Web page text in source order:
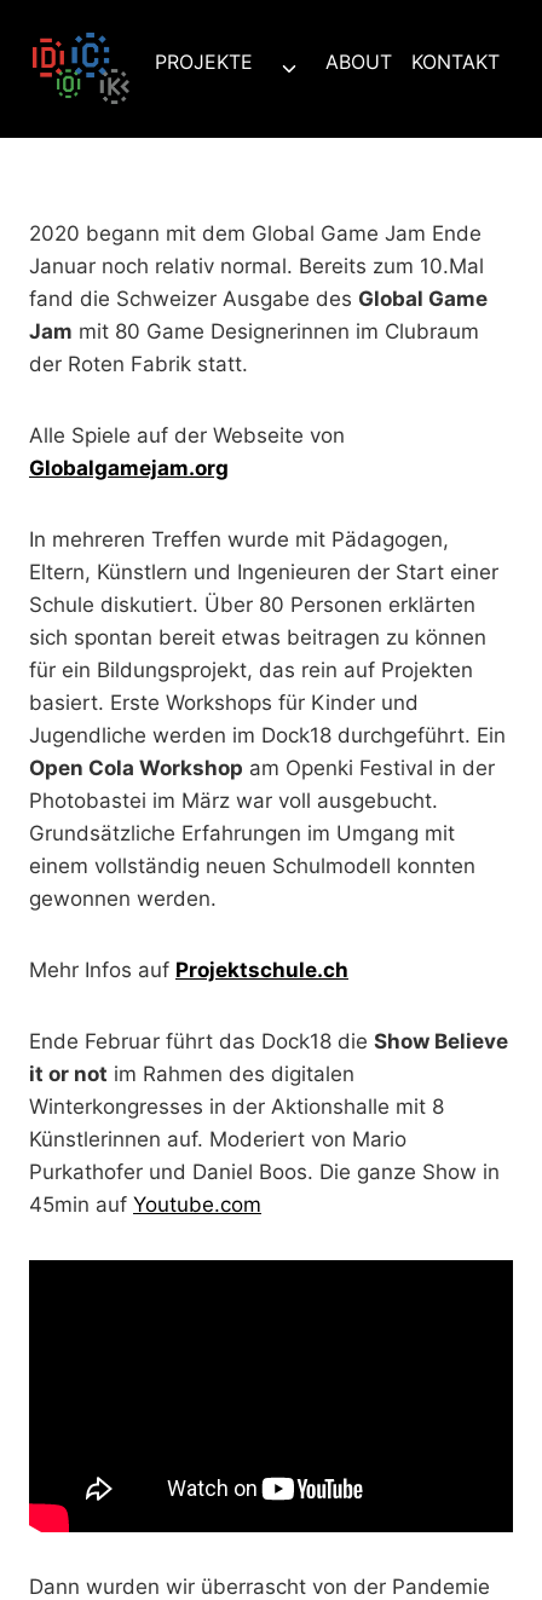
Inhalt
springen
PROJEKTE
Untermenü
ABOUT KONTAKT
2020 begann mit dem Global Game Jam Ende
Januar noch relativ normal. Bereits zum 10.Mal
fand die Schweizer Ausgabe des Global Game
Jam mit 80 Game Designerinnen im Clubraum
der Roten Fabrik statt.
Alle Spiele auf der Webseite von
Globalgamejam.org
In mehreren Treffen wurde mit Pädagogen,
Eltern, Künstlern und Ingenieuren der Start einer
Schule diskutiert. Über 80 Personen erklärten
sich spontan bereit etwas beitragen zu können
für ein Bildungsprojekt, das rein auf Projekten
basiert. Erste Workshops für Kinder und
Jugendliche werden im Dock18 durchgeführt. Ein
Open Cola Workshop am Openki Festival in der
Photobastei im März war voll ausgebucht.
Grundsätzliche Erfahrungen im Umgang mit
einem vollständig neuen Schulmodell konnten
gewonnen werden.
Mehr Infos auf Projektschule.ch
Ende Februar führt das Dock18 die Show Believe
it or not im Rahmen des digitalen
Winterkongresses in der Aktionshalle mit 8
Künstlerinnen auf. Moderiert von Mario
Purkathofer und Daniel Boos. Die ganze Show in
45min auf Youtube.com
Dann wurden wir überrascht von der Pandemie